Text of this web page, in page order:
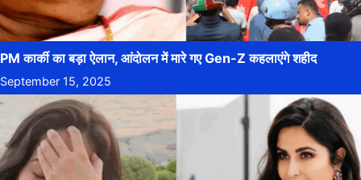
PM कार्की का बड़ा ऐलान, आंदोलन में मारे गए Gen-Z कहलाएंगे शहीद
September 15, 2025